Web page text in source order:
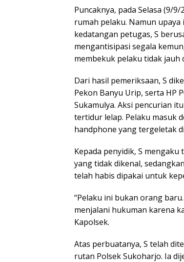
Puncaknya, pada Selasa (9/
rumah pelaku. Namun
kedatangan petugas, S
mengantisipasi segala
membekuk pelaku tidak jauh
Dari hasil pemeriksaan, S
Pekon Banyu Urip, serta HP
Sukamulya. Aksi pencurian
tertidur lelap. Pelaku masuk
handphone yang tergeletak
Kepada penyidik, S
yang tidak dikenal,
telah habis dipakai untuk
“Pelaku ini bukan orang
menjalani hukuman karena
Kapolsek.
Atas perbuatanya, S telah
rutan Polsek Sukoharjo. Ia